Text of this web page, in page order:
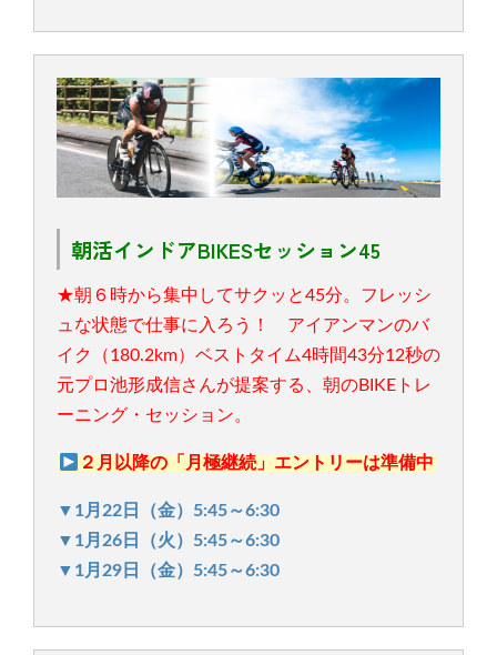
朝活インドアBIKESセッション45
★朝６時から集中してサクッと45分。フレッシ
ュな状態で仕事に入ろう！ アイアンマンのバ
イク（180.2km）ベストタイム4時間43分12秒の
元プロ池形成信さんが提案する、朝のBIKEトレ
ーニング・セッション。
２月以降の「月極継続」エントリーは準備中
▼1月22日（金）5:45～6:30
▼1月26日（火）5:45～6:30
▼1月29日（金）5:45～6:30